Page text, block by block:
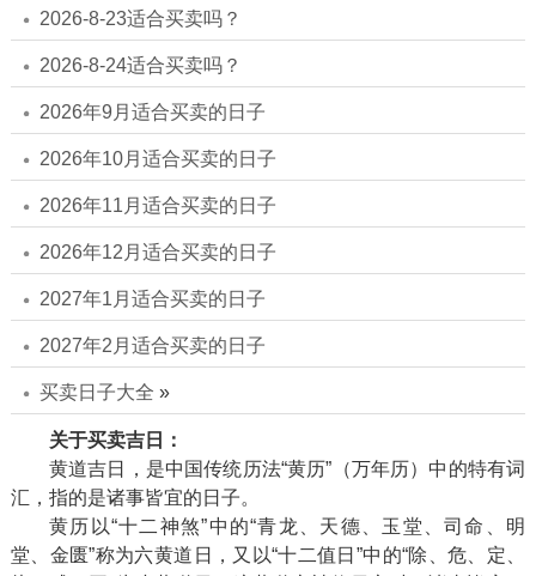
2026-8-23适合买卖吗？
2026-8-24适合买卖吗？
2026年9月适合买卖的日子
2026年10月适合买卖的日子
2026年11月适合买卖的日子
2026年12月适合买卖的日子
2027年1月适合买卖的日子
2027年2月适合买卖的日子
买卖日子大全 »
关于买卖吉日：
黄道吉日，是中国传统历法“黄历”（万年历）中的特有词
汇，指的是诸事皆宜的日子。
黄历以“十二神煞”中的“青龙、天德、玉堂、司命、明
堂、金匮”称为六黄道日，又以“十二值日”中的“除、危、定、